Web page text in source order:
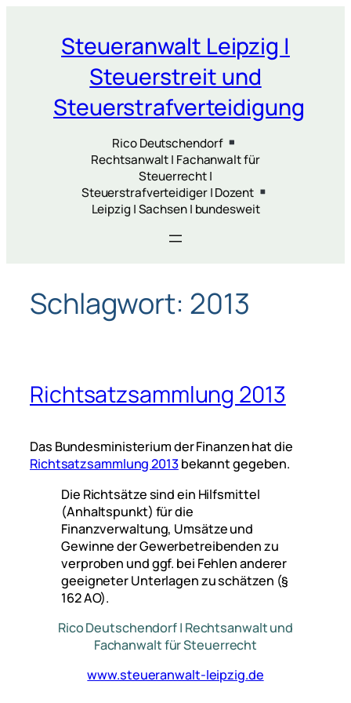
springenSteueranwalt Leipzig |
Steuerstreit und
Steuerstrafverteidigung
Rico Deutschendorf
Rechtsanwalt | Fachanwalt für
Steuerrecht |
Steuerstrafverteidiger | Dozent
Leipzig | Sachsen | bundesweit
Schlagwort: 2013
Richtsatzsammlung 2013
Das Bundesministerium der Finanzen hat die
Richtsatzsammlung 2013bekannt gegeben.
Die Richtsätze sind ein Hilfsmittel
(Anhaltspunkt) für die
Finanzverwaltung, Umsätze und
Gewinne der Gewerbetreibenden zu
verproben und ggf. bei Fehlen anderer
geeigneter Unterlagen zu schätzen (§
162 AO).
Rico Deutschendorf | Rechtsanwalt und
Fachanwalt für Steuerrecht
www.steueranwalt-leipzig.de